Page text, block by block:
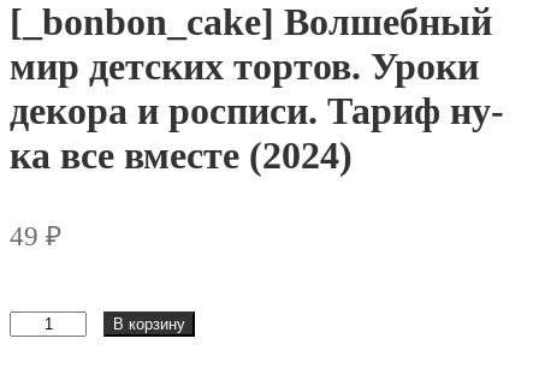
[_bonbon_cake] Волшебный
мир детских тортов. Уроки
декора и росписи. Тариф ну-
ка все вместе (2024)
49 ₽
Количество
товара
В корзину